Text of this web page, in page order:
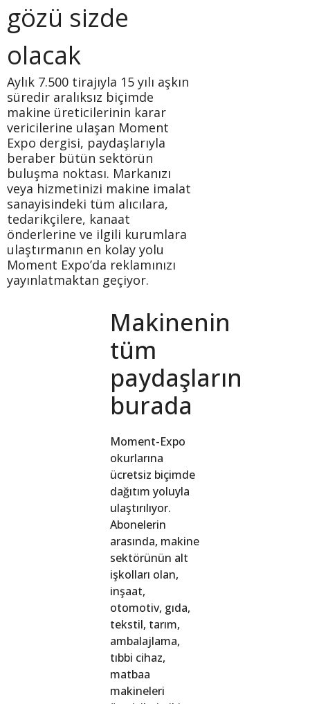
gözü sizde
olacak
Aylık 7.500 tirajıyla 15 yılı aşkın
süredir aralıksız biçimde
makine üreticilerinin karar
vericilerine ulaşan Moment
Expo dergisi, paydaşlarıyla
beraber bütün sektörün
buluşma noktası. Markanızı
veya hizmetinizi makine imalat
sanayisindeki tüm alıcılara,
tedarikçilere, kanaat
önderlerine ve ilgili kurumlara
ulaştırmanın en kolay yolu
Moment Expo’da reklamınızı
yayınlatmaktan geçiyor.
Makinenin
tüm
paydaşların
burada
Moment-Expo
okurlarına
ücretsiz biçimde
dağıtım yoluyla
ulaştırılıyor.
Abonelerin
arasında, makine
sektörünün alt
işkolları olan,
inşaat,
otomotiv, gıda,
tekstil, tarım,
ambalajlama,
tıbbi cihaz,
matbaa
makineleri